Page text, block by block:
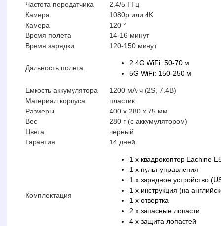
Частота передатчика
2.4/5 ГГц
Камера
1080p или 4K
Камера
120 °
Время полета
14-16 минут
Время зарядки
120-150 минут
Дальность полета
2.4G WiFi: 50-70 м
5G WiFi: 150-250 м
Емкость аккумулятора
1200 мА·ч (2S, 7.4В)
Материал корпуса
пластик
Размеры
400 х 280 х 75 мм
Вес
280 г (с аккумулятором)
Цвета
черный
Гарантия
14 дней
Комплектация
1 x квадрокоптер Eachine
1 x пульт управления
1 x зарядное устройство
1 x инструкция (на
1 х отвертка
2 x запасные лопасти
4 x защита лопастей